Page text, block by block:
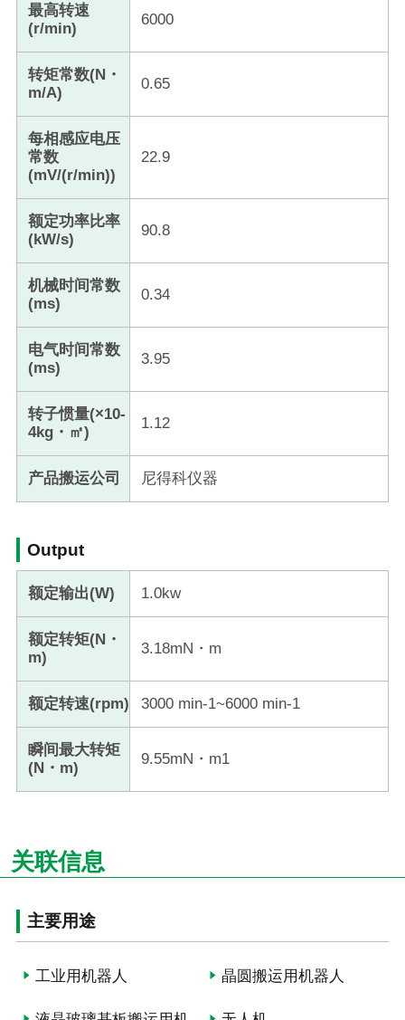
最高转速
(r/min)
6000
转矩常数(N・
m/A)
0.65
每相感应电压
常数
(mV/(r/min))
22.9
额定功率比率
(kW/s)
90.8
机械时间常数
(ms)
0.34
电气时间常数
(ms)
3.95
转子惯量(×10-
4kg・㎡)
1.12
产品搬运公司 尼得科仪器
Output
额定输出(W) 1.0kw
额定转矩(N・
m)
3.18mN・m
额定转速(rpm) 3000 min-1~6000 min-1
瞬间最大转矩
(N・m)
9.55mN・m1
关联信息
主要用途
工业用机器人 晶圆搬运用机器人